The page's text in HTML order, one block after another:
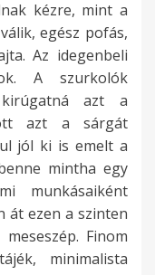
kézre, mint a
egész pofás,
Az idegenbeli
A szurkolók
azt a
azt a sárgát
jól ki is emelt a
mintha egy
munkásaiként
át ezen a szinten
Finom
minimalista